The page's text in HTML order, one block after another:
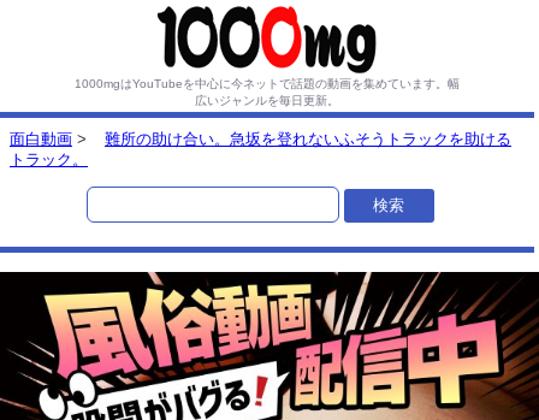
1000mgはYouTubeを中心に今ネットで話題の動画を集めています。 幅
広いジャンルを毎日更新。
面白動画 >
難所の助け合い。急坂を登れないふそうトラックを助ける
トラック。